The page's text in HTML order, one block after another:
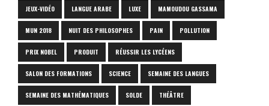
JEUX-VIDÉO LANGUE ARABE LUXE MAMOUDOU GASSAMA
MUN 2018 NUIT DES PHILOSOPHES PAIN POLLUTION
PRIX NOBEL PRODUIT RÉUSSIR LES LYCÉENS
SALON DES FORMATIONS SCIENCE SEMAINE DES LANGUES
SEMAINE DES MATHÉMATIQUES SOLDE THÉÂTRE